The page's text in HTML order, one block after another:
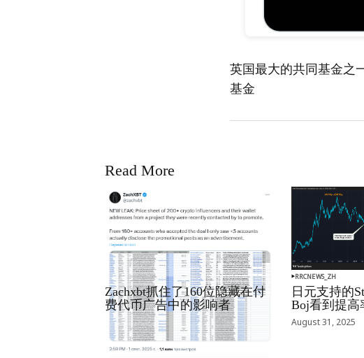
英国最大的共同基金之
基金
Read More
RRCNEWS_ZH
Zachxbt抓住了160位隐藏在付
费代币广告中的影响者
September 01, 2025
RRCNEWS_ZH
日元支持的
Boj看到提高
August 31, 2025